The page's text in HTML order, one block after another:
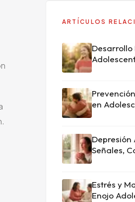
ARTÍCULOS
Desarrollo
Normal y
en
Señales y
Depresión
Señales,
Estrés y
Enojo